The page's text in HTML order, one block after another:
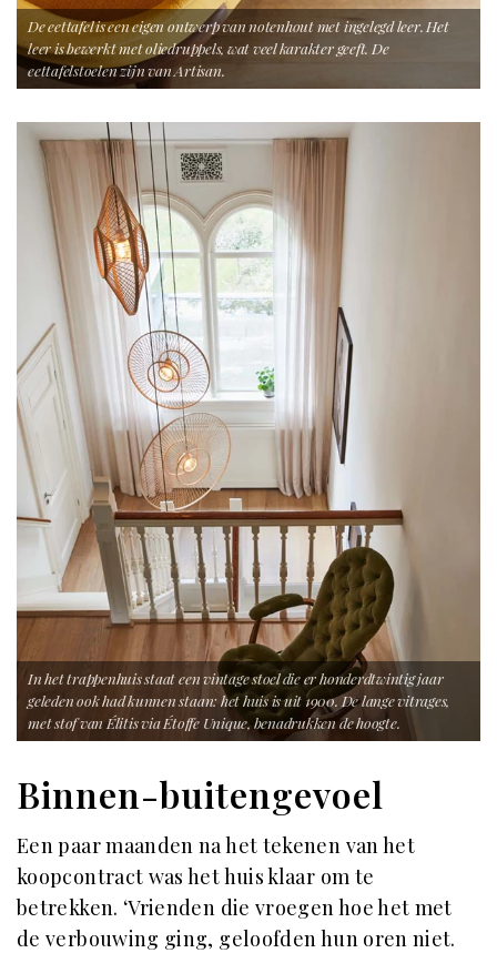
De eettafel is een eigen ontwerp van notenhout met ingelegd leer. Het
leer is bewerkt met oliedruppels, wat veel karakter geeft. De
eettafelstoelen zijn van Artisan.
In het trappenhuis staat een vintage stoel die er honderdtwintig jaar
geleden ook had kunnen staan: het huis is uit 1900. De lange vitrages,
met stof van Élitis via Étoffe Unique, benadrukken de hoogte.
Binnen-buitengevoel
Een paar maanden na het tekenen van het
koopcontract was het huis klaar om te
betrekken. ‘Vrienden die vroegen hoe het met
de verbouwing ging, geloofden hun oren niet.